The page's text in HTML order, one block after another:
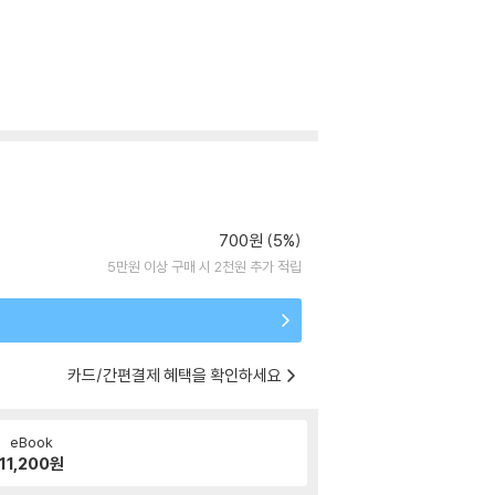
700원 (5%)
5만원 이상 구매 시 2천원 추가 적립
카드/간편결제 혜택을 확인하세요
eBook
원